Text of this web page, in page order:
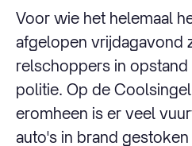
Voor wie het helemaal
afgelopen vrijdagavond
relschoppers in
politie. Op de
eromheen is er veel
auto's in brand